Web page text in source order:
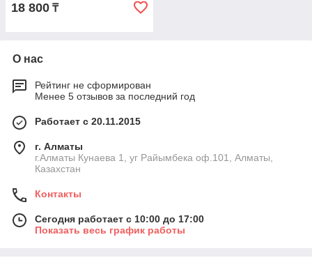
18 800 ₸
О нас
Рейтинг не сформирован
Менее 5 отзывов за последний год
Работает с 20.11.2015
г. Алматы
г.Алматы Кунаева 1, уг Райымбека оф.101, Алматы,
Казахстан
Контакты
Сегодня работает с 10:00 до 17:00
Показать весь график работы